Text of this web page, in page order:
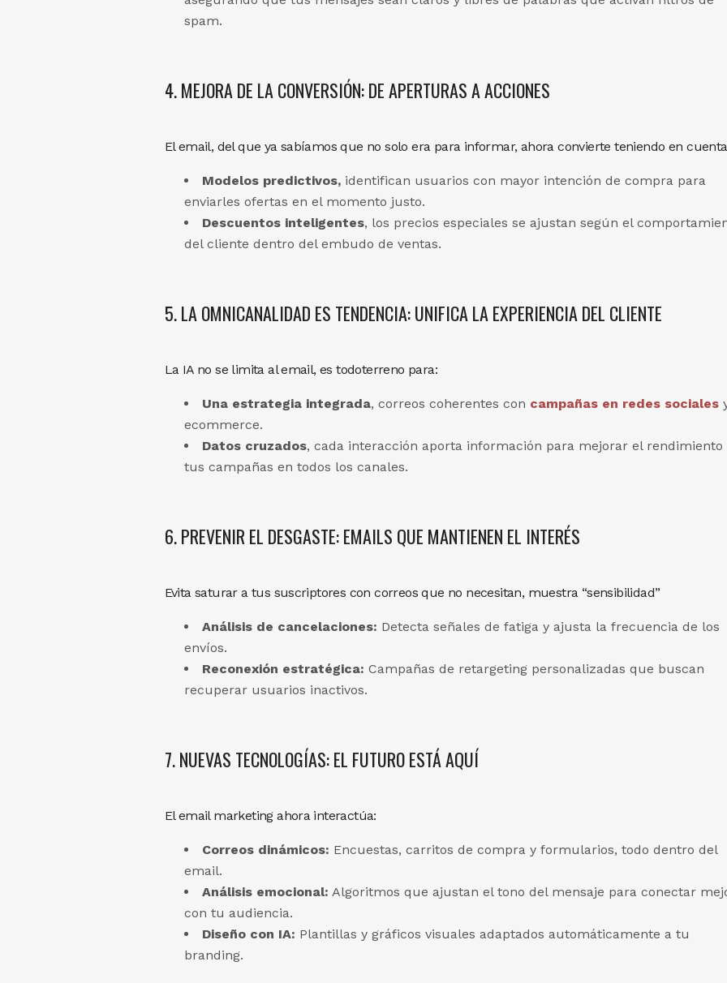
spam.
4. MEJORA DE LA CONVERSIÓN: DE APERTURAS A ACCIONES
El email, del que ya sabíamos que no solo era para informar, ahora convierte teniendo en
Modelos predictivos,identifican usuarios con mayor intención de compra para
enviarles ofertas en el momento justo.
Descuentos inteligentes, los precios especiales se ajustan según el
del cliente dentro del embudo de ventas.
5. LA OMNICANALIDAD ES TENDENCIA: UNIFICA LA EXPERIENCIA DEL CLIENTE
La IA no se limita al email, es todoterreno para:
Una estrategia integrada, correos coherentes con campañas en redes sociales
ecommerce.
Datos cruzados, cada interacción aporta información para mejorar el rendimiento
tus campañas en todos los canales.
6. PREVENIR EL DESGASTE: EMAILS QUE MANTIENEN EL INTERÉS
Evita saturar a tus suscriptores con correos que no necesitan, muestra “sensibilidad”
Análisis de cancelaciones: Detecta señales de fatiga y ajusta la frecuencia de los
envíos.
Reconexión estratégica: Campañas de retargeting personalizadas que buscan
recuperar usuarios inactivos.
7. NUEVAS TECNOLOGÍAS: EL FUTURO ESTÁ AQUÍ
El email marketing ahora interactúa:
Correos dinámicos: Encuestas, carritos de compra y formularios, todo dentro del
email.
Análisis emocional: Algoritmos que ajustan el tono del mensaje para conectar
con tu audiencia.
Diseño con IA: Plantillas y gráficos visuales adaptados automáticamente a tu
branding.